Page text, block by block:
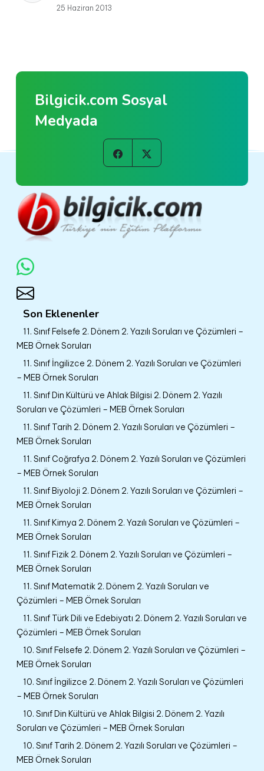
25 Haziran 2013
Bilgicik.com Sosyal
Medyada
Son Eklenenler
11. Sınıf Felsefe 2. Dönem 2. Yazılı Soruları ve Çözümleri –
MEB Örnek Soruları
11. Sınıf İngilizce 2. Dönem 2. Yazılı Soruları ve Çözümleri
– MEB Örnek Soruları
11. Sınıf Din Kültürü ve Ahlak Bilgisi 2. Dönem 2. Yazılı
Soruları ve Çözümleri – MEB Örnek Soruları
11. Sınıf Tarih 2. Dönem 2. Yazılı Soruları ve Çözümleri –
MEB Örnek Soruları
11. Sınıf Coğrafya 2. Dönem 2. Yazılı Soruları ve Çözümleri
– MEB Örnek Soruları
11. Sınıf Biyoloji 2. Dönem 2. Yazılı Soruları ve Çözümleri –
MEB Örnek Soruları
11. Sınıf Kimya 2. Dönem 2. Yazılı Soruları ve Çözümleri –
MEB Örnek Soruları
11. Sınıf Fizik 2. Dönem 2. Yazılı Soruları ve Çözümleri –
MEB Örnek Soruları
11. Sınıf Matematik 2. Dönem 2. Yazılı Soruları ve
Çözümleri – MEB Örnek Soruları
11. Sınıf Türk Dili ve Edebiyatı 2. Dönem 2. Yazılı Soruları ve
Çözümleri – MEB Örnek Soruları
10. Sınıf Felsefe 2. Dönem 2. Yazılı Soruları ve Çözümleri –
MEB Örnek Soruları
10. Sınıf İngilizce 2. Dönem 2. Yazılı Soruları ve Çözümleri
– MEB Örnek Soruları
10. Sınıf Din Kültürü ve Ahlak Bilgisi 2. Dönem 2. Yazılı
Soruları ve Çözümleri – MEB Örnek Soruları
10. Sınıf Tarih 2. Dönem 2. Yazılı Soruları ve Çözümleri –
MEB Örnek Soruları